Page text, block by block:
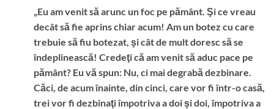
„Eu am venit să arunc un foc pe pământ. Şi ce vreau
decât să fie aprins chiar acum! Am un botez cu care
trebuie să fiu botezat, şi cât de mult doresc să se
îndeplinească! Credeţi că am venit să aduc pace pe
pământ? Eu vă spun: Nu, ci mai degrabă dezbinare.
Căci, de acum înainte, din cinci, care vor fi într-o casă,
trei vor fi dezbinaţi împotriva a doi şi doi, împotriva a